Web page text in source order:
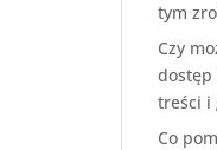
tym
Czy
dostęp
treści i
Co